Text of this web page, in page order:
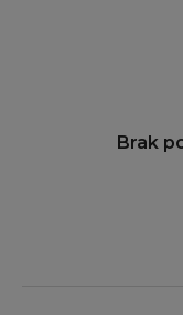
Brak